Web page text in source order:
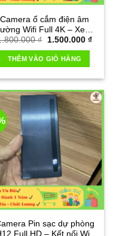
Camera ổ cắm điện âm
Wifi Full 4K – Xem
qua điện thoại
₫
Giá
là:
1.800.000 ₫.
1.500.000 ₫Giá
THÊM VÀO GIỎ HÀNG
Pin sạc dự phòng
Full HD – Kết nối Wifi